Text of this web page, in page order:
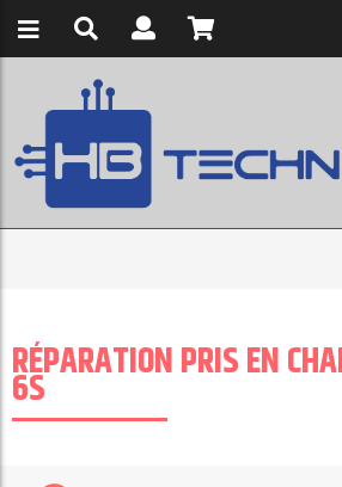
RÉPARATION PRIS EN
6S